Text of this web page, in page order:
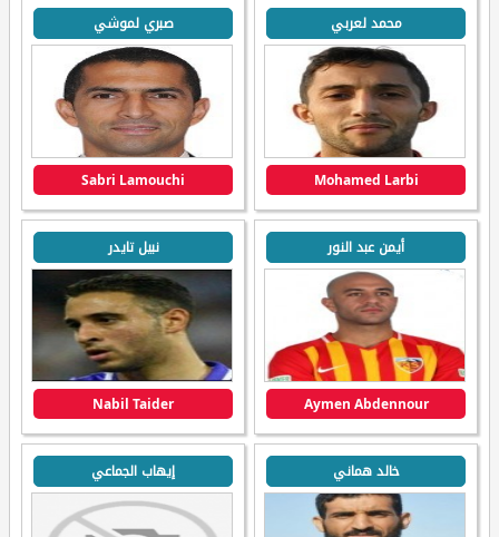
محمد لعربي
Mohamed Larbi
صبري لموشي
Sabri Lamouchi
أيمن عبد النور
Aymen Abdennour
نبيل تايدر
Nabil Taider
خالد هماني إيهاب الجماعي